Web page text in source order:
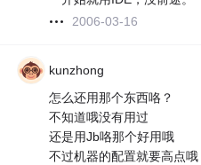
2006-03-16
kunzhong
怎么还用那个东西咯？
不知道哦没有用过
还是用Jb咯那个好用哦
不过机器的配置就要高点哦